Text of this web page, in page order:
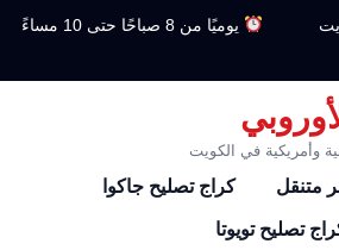
يوميًا من 8 صباحًا حتى 10 مساءً
وأمريكية في الكويت
متنقل كراج تصليح جاكوا
تصليح تويوتا